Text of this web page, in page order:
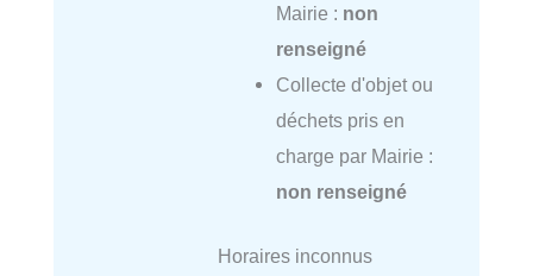
Mairie : non
renseigné
Collecte d'objet ou
déchets pris en
charge par Mairie :
non renseigné
Horaires inconnus